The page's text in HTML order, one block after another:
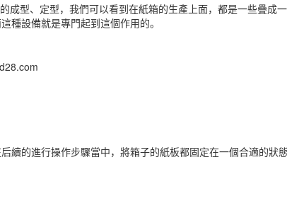
型、定型，我們可以看到在紙箱的生產上面，都是一些疊成
種設備就是專門起到這個作用的。
的進行操作步驟當中，將箱子的紙板都固定在一個合適的狀態